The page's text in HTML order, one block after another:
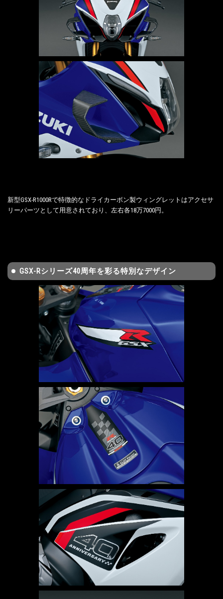
新型GSX-R1000Rで特徴的なドライカーボン製ウィングレットはアクセサ
リーパーツとして用意されており、左右各18万7000円。
GSX-Rシリーズ40周年を彩る特別なデザイン